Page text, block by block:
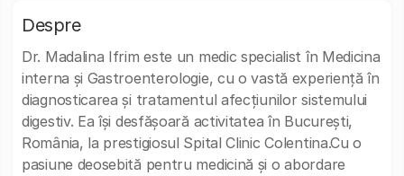
Despre
Dr. Madalina Ifrim este un medic specialist în Medicina
interna și Gastroenterologie, cu o vastă experiență în
diagnosticarea și tratamentul afecțiunilor sistemului
digestiv. Ea își desfășoară activitatea în București,
România, la prestigiosul Spital Clinic Colentina.Cu o
pasiune deosebită pentru medicină și o abordare